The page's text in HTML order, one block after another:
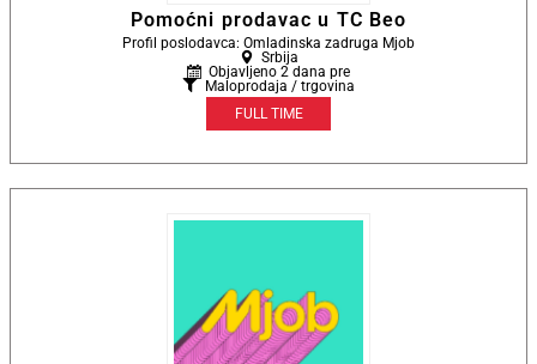
Pomoćni prodavac u TC Beo
Profil poslodavca: Omladinska zadruga Mjob
Srbija
Objavljeno 2 dana pre
Maloprodaja / trgovina
FULL TIME